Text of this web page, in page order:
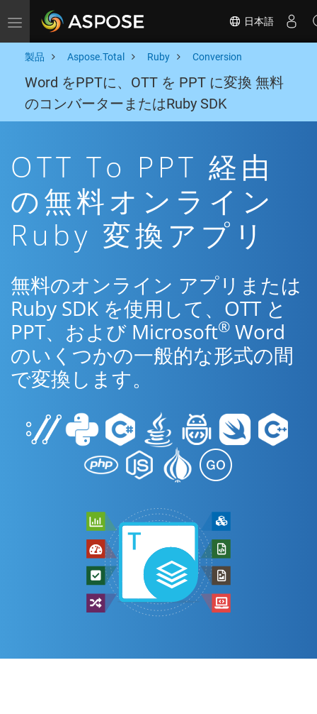
Toggle navigation 日本語
製品 Aspose.Total Ruby Conversion
Word をPPTに、OTT を PPT に変換 無料
のコンバーターまたはRuby SDK
OTT To PPT 経由
の無料オンライン
Ruby 変換アプリ
無料のオンライン アプリまたは
Ruby SDK を使用して、OTT と
PPT、および Microsoft® Word
のいくつかの一般的な形式の間
で変換します。